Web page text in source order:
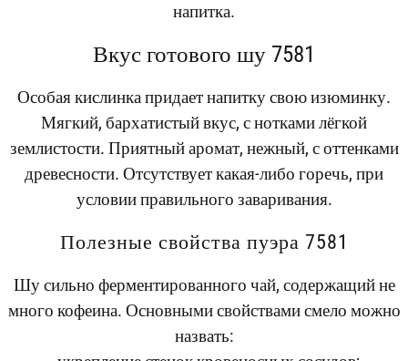
напитка.
Вкус готового шу 7581
Особая кислинка придает напитку свою изюминку.
Мягкий, бархатистый вкус, с нотками лёгкой
землистости. Приятный аромат, нежный, с оттенками
древесности. Отсутствует какая-либо горечь, при
условии правильного заваривания.
Полезные свойства пуэра 7581
Шу сильно ферментированного чай, содержащий не
много кофеина. Основными свойствами смело можно
назвать: